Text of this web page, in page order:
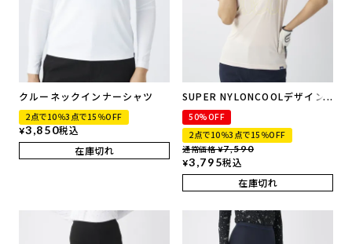
クルーネックインナーシャツ
2点で10％3点で15％OFF
¥3,850税込
在庫切れ
SUPER NYLONCOOLデザイン
ロゴ モックネックシャツ | 吸汗
速乾、UVカット、接触冷感
50%OFF
2点で10％3点で15％OFF
通常価格 ¥7,590
¥3,795税込
在庫切れ